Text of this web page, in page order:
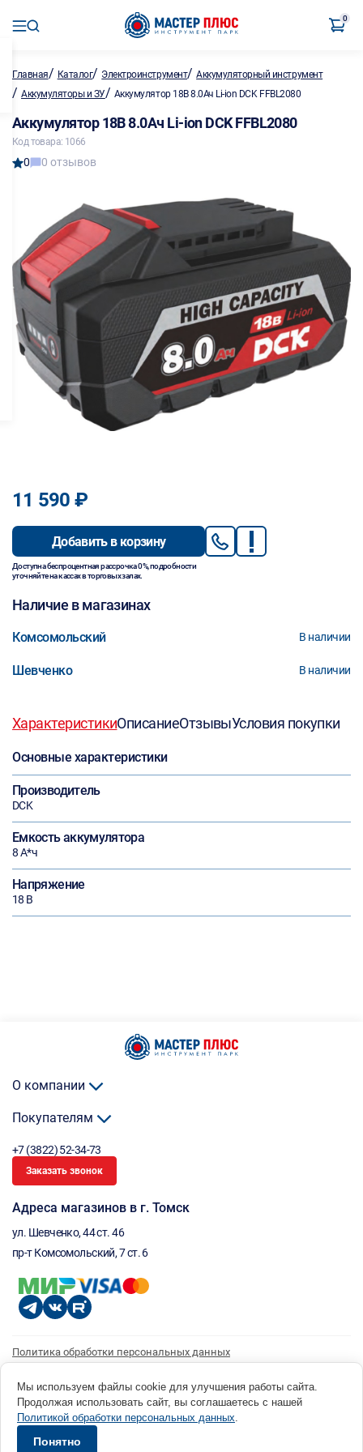
0
Главная/ Каталог/ Электроинструмент/Аккумуляторный инструмент
/ Аккумуляторы и ЗУ/ Аккумулятор 18В 8.0Ач Li-ion DCK FFBL2080
Аккумулятор 18В 8.0Ач Li-ion DCK FFBL2080
Код товара: 1066
0 0 отзывов
11 590 ₽
Добавить в корзину
Доступна беспроцентная рассрочка 0%, подробности
уточняйте на кассах в торговых залах.
Наличие в магазинах
Комсомольский В наличии
Шевченко В наличии
ХарактеристикиОписаниеОтзывыУсловия покупки
Основные характеристики
Производитель
DCK
Емкость аккумулятора
8 А*ч
Напряжение
18 В
О компании
Покупателям
+7 (3822) 52-34-73
Заказать звонок
Адреса магазинов в г. Томск
ул. Шевченко, 44 ст. 46
пр-т Комсомольский, 7 ст. 6
Политика обработки персональных данных
Согласие на получение рассылки
© 1996 - 2026 инструмент парк «Мастер Плюс» Россия, г. Томск, ул. Шевченко, 44 ст. 46, (3822) 52-34-
73 okp@masterplus.tomsk.ru ИП Брусницын Д.Н. ИНН 701700002741
Мы используем файлы cookie для улучшения работы сайта.
Продолжая использовать сайт, вы соглашаетесь с нашей
Политикой обработки персональных данных.
Понятно